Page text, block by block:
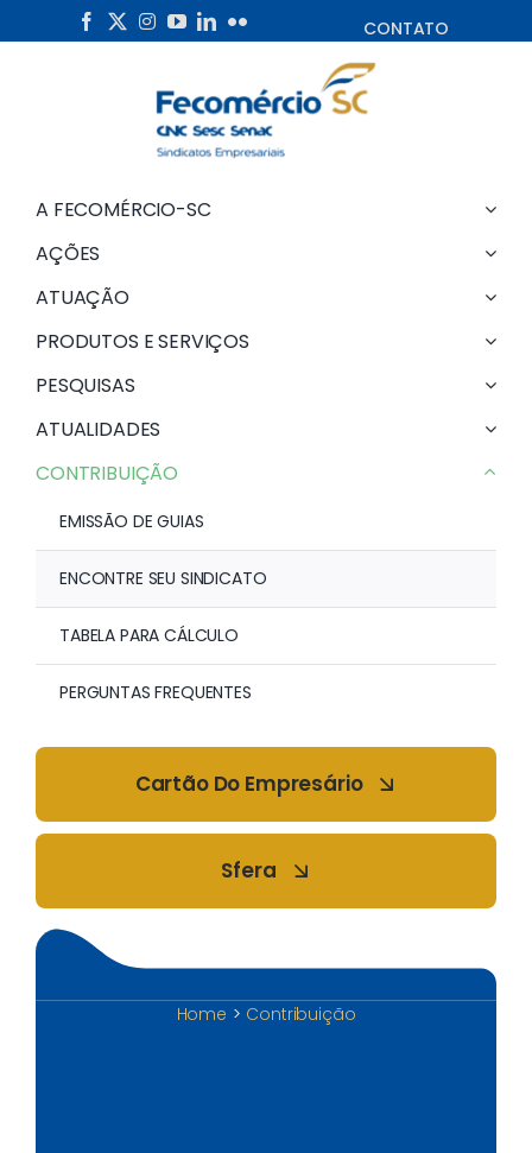
to
CONTATO
A FECOMÉRCIO-SC
AÇÕES
ATUAÇÃO
PRODUTOS E SERVIÇOS
PESQUISAS
ATUALIDADES
CONTRIBUIÇÃO
EMISSÃO DE GUIAS
ENCONTRE SEU SINDICATO
TABELA PARA CÁLCULO
PERGUNTAS FREQUENTES
Cartão Do Empresário
Sfera
Home Contribuição